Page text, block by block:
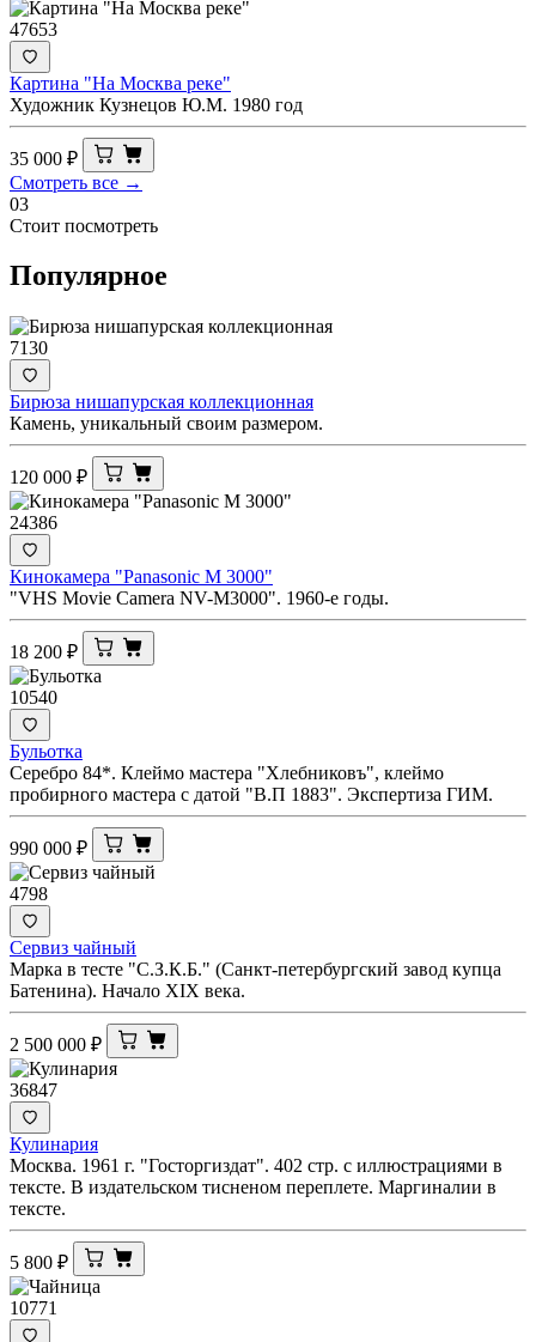
47653
Картина "На Москва реке"
Художник Кузнецов Ю.М. 1980 год
35 000 ₽
Смотреть все →
03
Стоит посмотреть
Популярное
7130
Бирюза нишапурская коллекционная
Камень, уникальный своим размером.
120 000 ₽
24386
Кинокамера "Panasonic M 3000"
"VHS Movie Camera NV-M3000". 1960-е годы.
18 200 ₽
10540
Бульотка
Серебро 84*. Клеймо мастера "Хлебниковъ", клеймо
пробирного мастера с датой "В.П 1883". Экспертиза ГИМ.
990 000 ₽
4798
Сервиз чайный
Марка в тесте "С.З.К.Б." (Санкт-петербургский завод купца
Батенина). Начало XIX века.
2 500 000 ₽
36847
Кулинария
Москва. 1961 г. "Госторгиздат". 402 стр. с иллюстрациями в
тексте. В издательском тисненом переплете. Маргиналии в
тексте.
5 800 ₽
10771